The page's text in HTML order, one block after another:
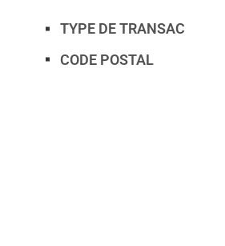
Caractérisque Valeurs
TYPE DE TRANSAC
CODE POSTAL